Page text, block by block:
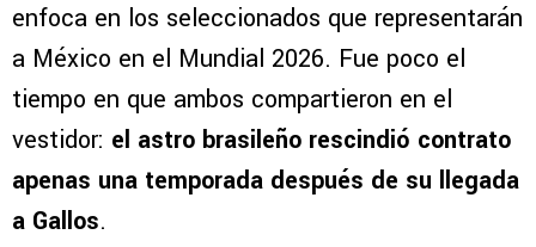
enfoca en los seleccionados que representarán
a México en el Mundial 2026. Fue poco el
tiempo en que ambos compartieron en el
vestidor: el astro brasileño rescindió contrato
apenas una temporada después de su llegada
a Gallos.